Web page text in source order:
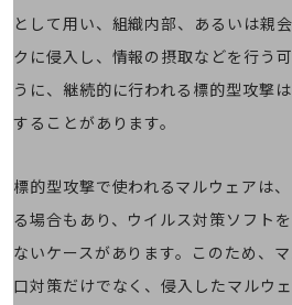
運用管理
業務支援・マーケティング
課題・ニーズで探す
課題・ニーズで探すTOP
コミュニケーション・情報共有
マーケティング
として用い、組織内部、あるいは親
クに侵入し、情報の摂取などを行う
うに、継続的に行われる標的型攻撃
することがあります。
標的型攻撃で使われるマルウェアは
る場合もあり、ウイルス対策ソフト
ないケースがあります。このため、
口対策だけでなく、侵入したマルウ